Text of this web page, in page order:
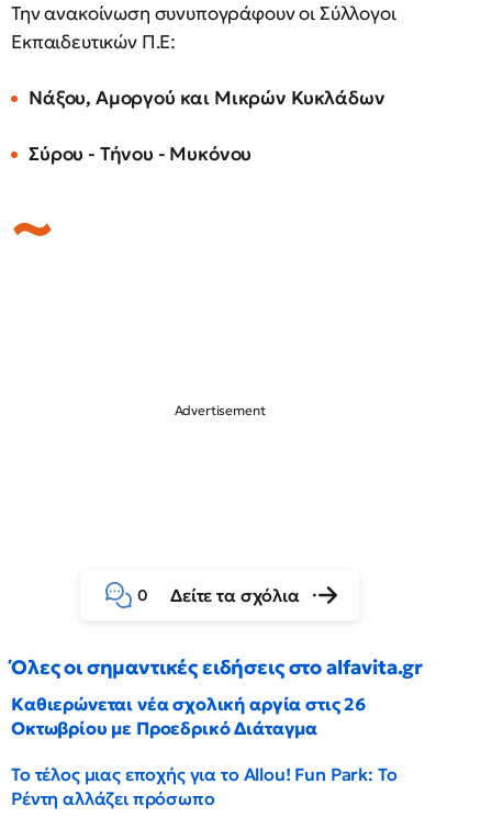
Την ανακοίνωση συνυπογράφουν οι Σύλλογοι
Εκπαιδευτικών Π.Ε:
Νάξου, Αμοργού και Μικρών Κυκλάδων
Σύρου - Τήνου - Μυκόνου
0 Δείτε τα σχόλια
Όλες οι σημαντικές ειδήσεις στο alfavita.gr
Καθιερώνεται νέα σχολική αργία στις 26
Οκτωβρίου με Προεδρικό Διάταγμα
Το τέλος μιας εποχής για το Allou! Fun Park: Το
Ρέντη αλλάζει πρόσωπο